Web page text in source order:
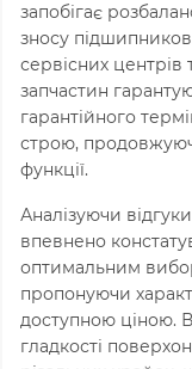
запобігає
зносу
сервісних центрів
запчастин
гарантійного
строю,
функції.
Аналізуючи
впевнено
оптимальним
пропонуючи
доступною ціною.
гладкості